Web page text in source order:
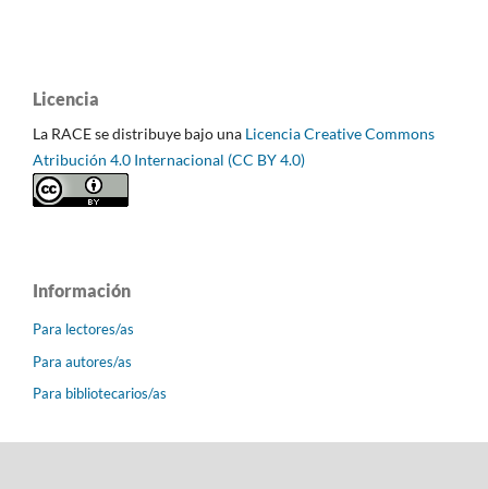
Licencia
La RACE se distribuye bajo una Licencia Creative Commons
Atribución 4.0 Internacional (CC BY 4.0)
Información
Para lectores/as
Para autores/as
Para bibliotecarios/as